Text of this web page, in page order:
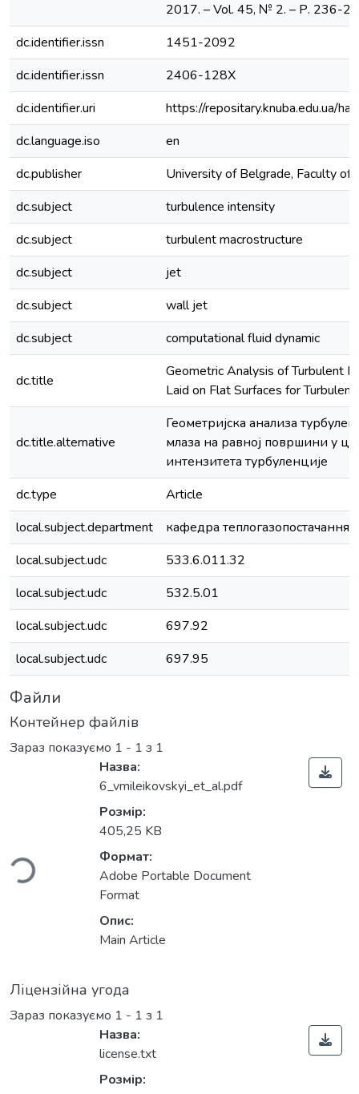
2017. – Vol. 45, № 2. – Р. 236-
dc.identifier.issn
1451-2092
dc.identifier.issn
2406-128X
dc.identifier.uri
https://repositary.knuba.edu.ua/
dc.language.iso
en
dc.publisher
University of Belgrade, Faculty of
dc.subject
turbulence intensity
dc.subject
turbulent macrostructure
dc.subject
jet
dc.subject
wall jet
dc.subject
computational fluid dynamic
dc.title
Geometric Analysis of Turbulent
Laid on Flat Surfaces for
dc.title.alternative
Геометријска анализа
млаза на равној површини у
интензитета турбуленције
dc.type
Article
local.subject.department
кафедра теплогазопостачання і
local.subject.udc
533.6.011.32
local.subject.udc
532.5.01
local.subject.udc
697.92
local.subject.udc
697.95
Файли
Контейнер файлів
Зараз показуємо 1 - 1 з 1
Назва:
6_vmileikovskyi_et_al.pdf
Розмір:
405,25 KB
Формат:
Adobe Portable Document
Format
Опис:
Main Article
Ліцензійна угода
Зараз показуємо 1 - 1 з 1
Назва:
license.txt
Розмір: